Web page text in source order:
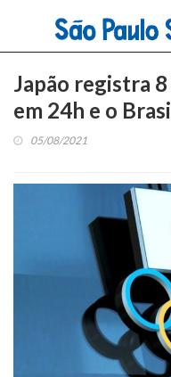
Japão registra
em 24h e o
05/08/2021